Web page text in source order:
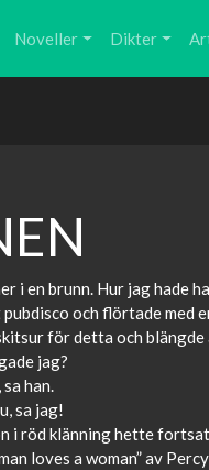
Noveller Dikter
i en brunn. Hur jag hade
och flörtade med
för detta och blängde
jag?
han.
sa jag!
i röd klänning hette
loves a woman” av